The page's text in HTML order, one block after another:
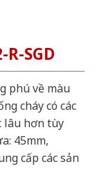
SGD
phú về màu
cháy có các
lâu hơn tùy
45mm,
cấp các sản